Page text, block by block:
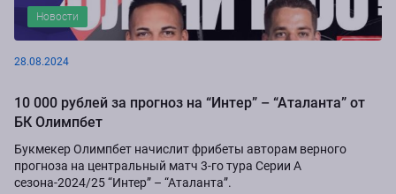
Новости
28.08.2024
10 000 рублей за прогноз на “Интер” – “Аталанта” от
БК Олимпбет
Букмекер Олимпбет начислит фрибеты авторам верного
прогноза на центральный матч 3-го тура Серии А
сезона-2024/25 “Интер” – “Аталанта”.